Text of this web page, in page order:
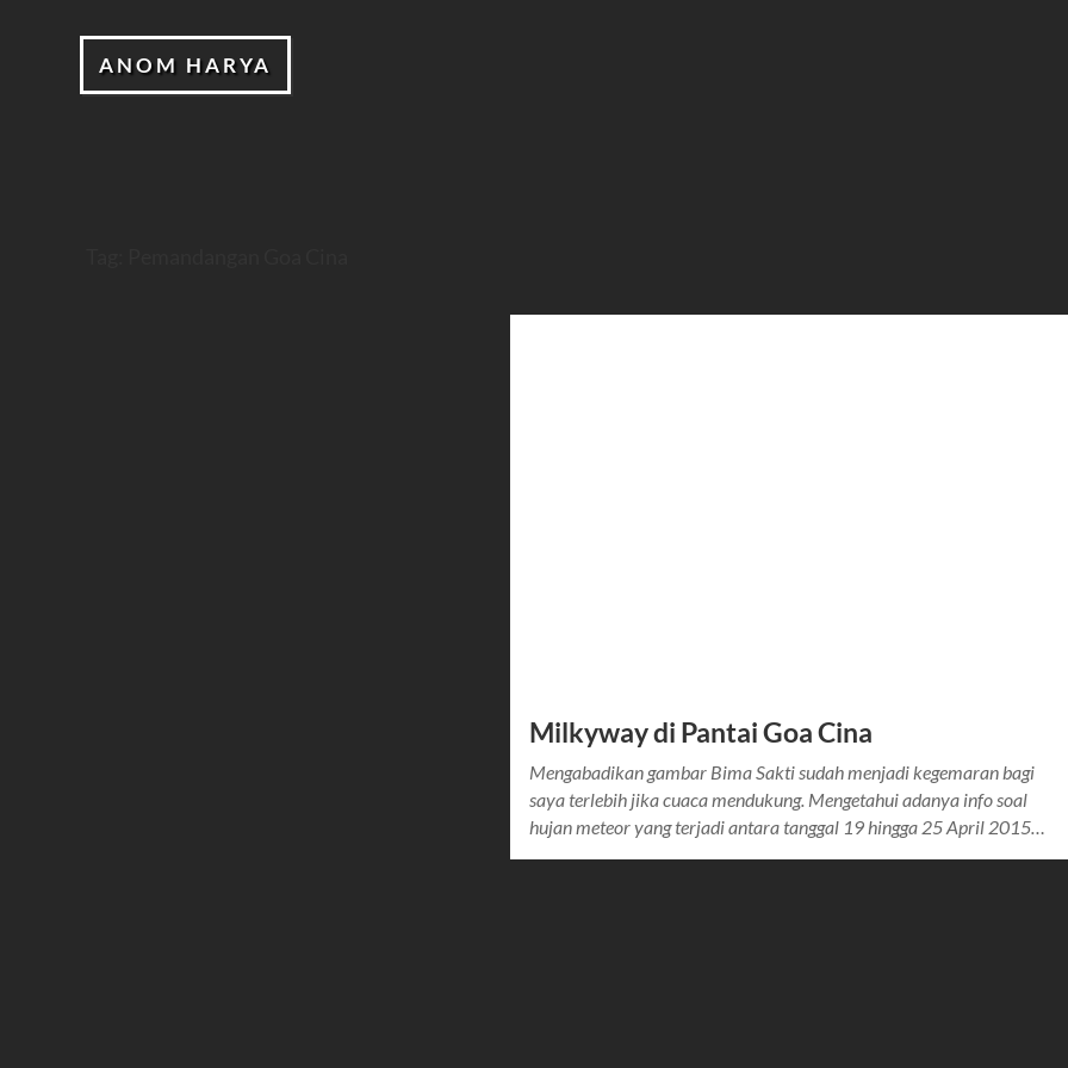
ANOM HARYA
Milkyway di Pantai Goa Cina
Mengabadikan gambar Bima Sakti sudah menjadi kegemaran bagi
saya terlebih jika cuaca mendukung. Mengetahui adanya info soal
hujan meteor yang terjadi antara tanggal 19 hingga 25 April 2015…